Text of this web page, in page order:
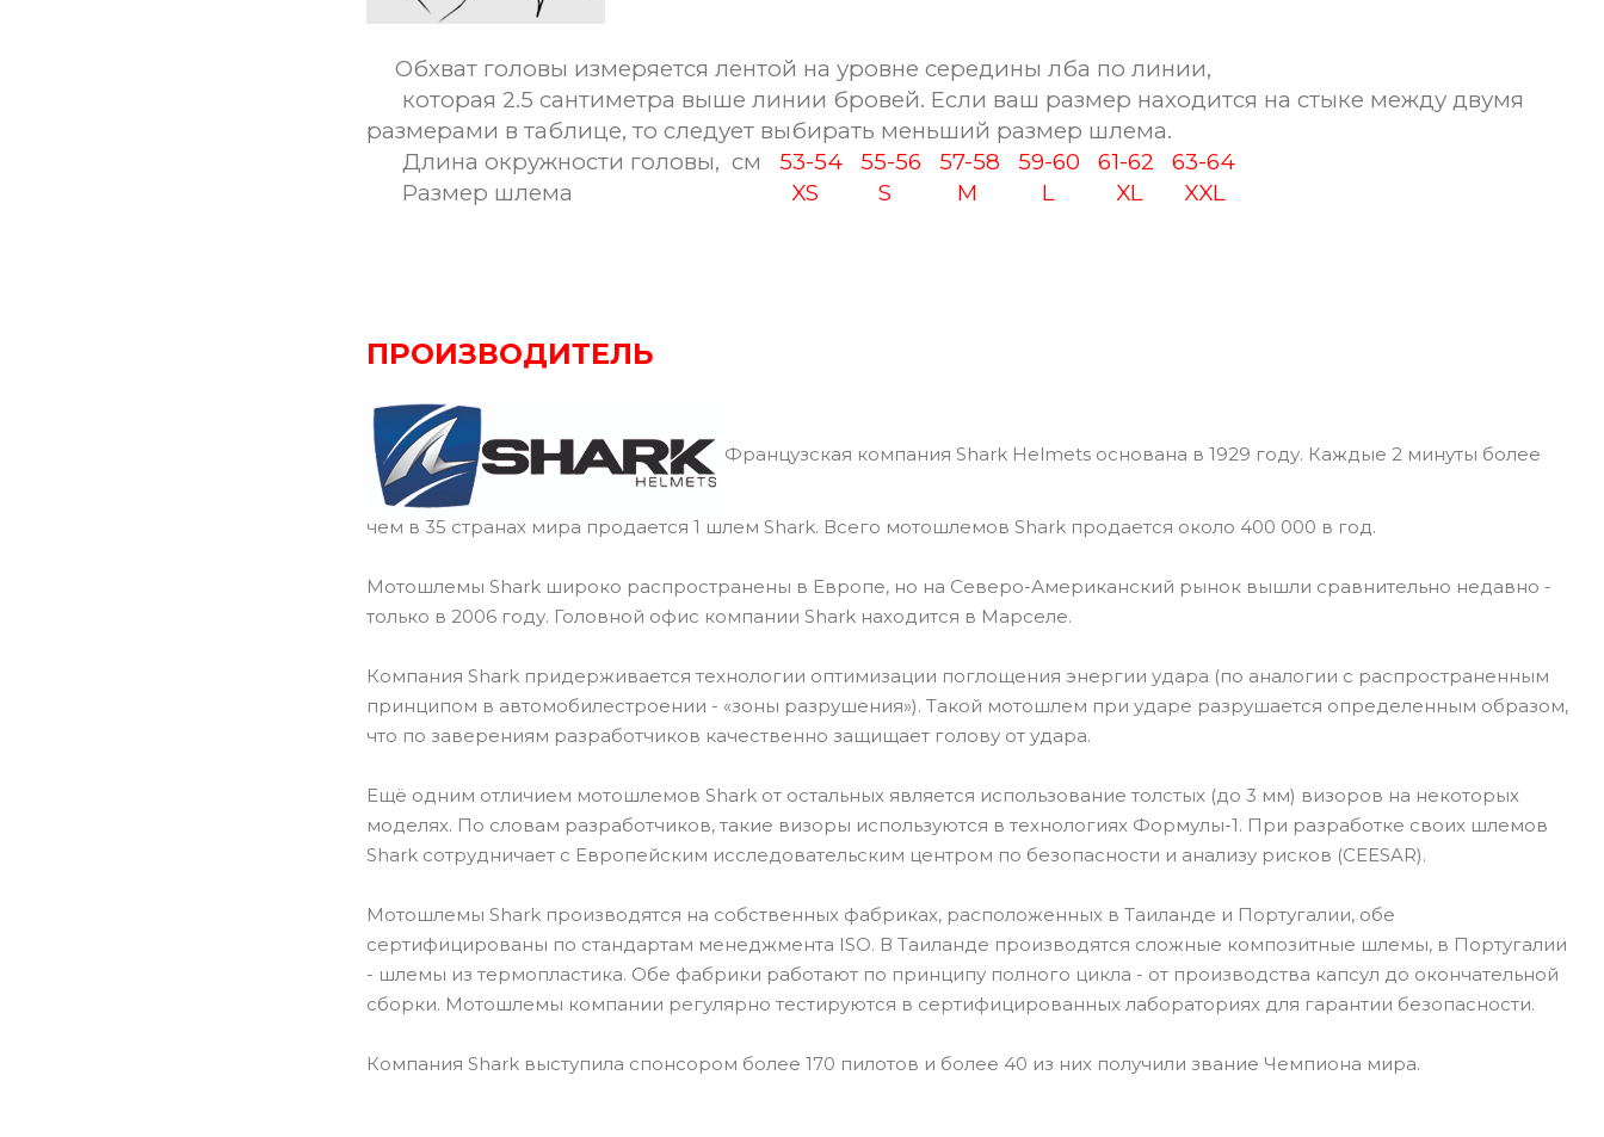
Обхват головы измеряется лентой на уровне середины лба по линии,
которая 2.5 сантиметра выше линии бровей. Если ваш размер находится на стыке между двумя
размерами в таблице, то следует выбирать меньший размер шлема.
Длина окружности головы, см
53-54 55-56 57-58 59-60 61-62 63-64
Размер шлема
XS S M L XL XXL
ПРОИЗВОДИТЕЛЬ
Французская компания Shark Helmets основана в 1929 году. Каждые 2 минуты более
чем в 35 странах мира продается 1 шлем Shark. Всего мотошлемов Shark продается около 400 000 в год.
Мотошлемы Shark широко распространены в Европе, но на Северо-Американский рынок вышли сравнительно недавно -
только в 2006 году. Головной офис компании Shark находится в Марселе.
Компания Shark придерживается технологии оптимизации поглощения энергии удара (по аналогии с распространенным
принципом в автомобилестроении - «зоны разрушения»). Такой мотошлем при ударе разрушается определенным образом,
что по заверениям разработчиков качественно защищает голову от удара.
Ещё одним отличием мотошлемов Shark от остальных является использование толстых (до 3 мм) визоров на некоторых
моделях. По словам разработчиков, такие визоры используются в технологиях Формулы-1. При разработке своих шлемов
Shark сотрудничает с Европейским исследовательским центром по безопасности и анализу рисков (CEESAR).
Мотошлемы Shark производятся на собственных фабриках, расположенных в Таиланде и Португалии, обе
сертифицированы по стандартам менеджмента ISO. В Таиланде производятся сложные композитные шлемы, в Португалии
- шлемы из термопластика. Обе фабрики работают по принципу полного цикла - от производства капсул до окончательной
сборки. Мотошлемы компании регулярно тестируются в сертифицированных лабораториях для гарантии безопасности.
Компания Shark выступила спонсором более 170 пилотов и более 40 из них получили звание Чемпиона мира.